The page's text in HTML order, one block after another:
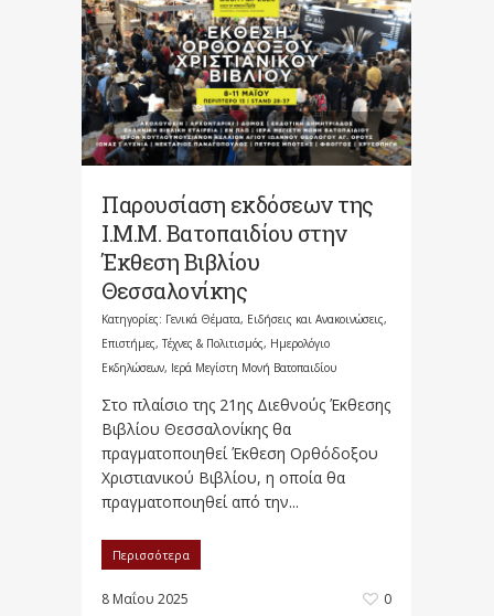
Παρουσίαση εκδόσεων της
Ι.Μ.Μ. Βατοπαιδίου στην
Έκθεση Βιβλίου
Θεσσαλονίκης
Κατηγορίες: Γενικά Θέματα, Ειδήσεις και Ανακοινώσεις,
Επιστήμες, Τέχνες & Πολιτισμός, Ημερολόγιο
Εκδηλώσεων, Ιερά Μεγίστη Μονή Βατοπαιδίου
Στο πλαίσιο της 21ης Διεθνούς Έκθεσης
Βιβλίου Θεσσαλονίκης θα
πραγματοποιηθεί Έκθεση Ορθόδοξου
Χριστιανικού Βιβλίου, η οποία θα
πραγματοποιηθεί από την...
Περισσότερα
8 Μαΐου 2025 0